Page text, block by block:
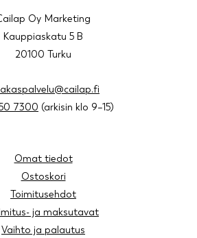
Oy Marketing
Kauppiaskatu 5 B
20100 Turku
7300 (arkisin klo 9–15)
Omat tiedot
Ostoskori
Toimitusehdot
ja maksutavat
Vaihto ja palautus